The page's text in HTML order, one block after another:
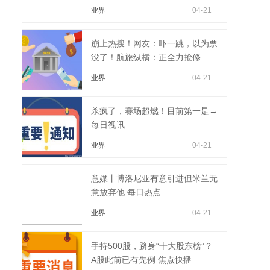
业界 04-21
崩上热搜！网友：吓一跳，以为票
没了！航旅纵横：正全力抢修 今
业界 04-21
杀疯了，赛场超燃！目前第一是→
每日视讯
业界 04-21
意媒丨博洛尼亚有意引进但米兰无
意放弃他 每日热点
业界 04-21
手持500股，跻身“十大股东榜”？
A股此前已有先例 焦点快播